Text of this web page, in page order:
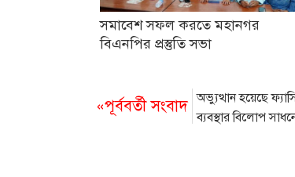
সমাবেশ সফল করতে মহানগর
বিএনপির প্রস্তুতি সভা
«পূর্ববর্তী সংবাদ অভ্যুত্থান হয়েছে
ব্যবস্থার বিলোপ